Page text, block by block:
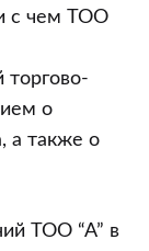
с чем ТОО
торгово-
о
а также о
ТОО “А” в